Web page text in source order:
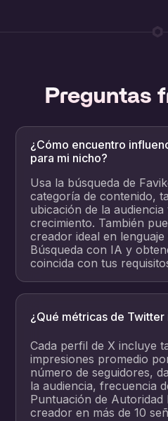
Preguntas
¿Cómo encuentro
para mi nicho?
Usa la búsqueda de
categoría de contenido,
ubicación de la audiencia
crecimiento. También
creador ideal en
Búsqueda con IA y
coincida con tus
¿Qué métricas de Twitter
Cada perfil de X incluye
impresiones promedio
número de seguidores,
la audiencia, frecuencia
Puntuación de Autoridad
creador en más de 10